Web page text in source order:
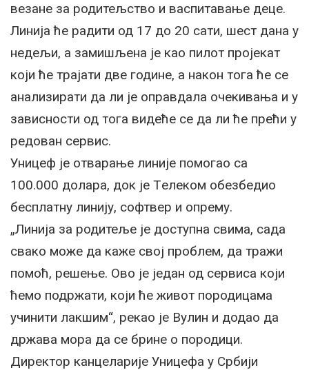
везане за родитељство и васпитавање деце.
Линиjа ће радити од 17 до 20 сати, шест дана у
недељи, а замишљена jе као пилот проjекат
коjи ће траjати две године, а након тога ће се
анализирати да ли jе оправдала очекивања и у
зависности од тога видеће се да ли ће прећи у
редован сервис.
Уницеф jе отварање линиjе помогао са
100.000 долара, док jе Tелеком обезбедио
бесплатну линиjу, софтвер и опрему.
„Линиjа за родитеље jе доступна свима, сада
свако може да каже своj проблем, да тражи
помоћ, решење. Oво jе jедан од сервиса коjи
ћемо подржати, коjи ће живот породицама
учинити лакшим“, рекао jе Вулин и додао да
држава мора да се брине о породици.
Директор канцелариjе Уницефа у Србиjи